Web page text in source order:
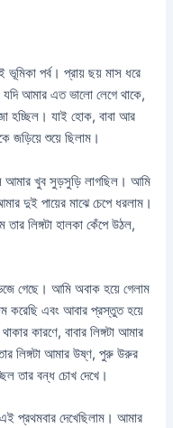
পর্ব। প্রায় ছয় মাস ধরে
আমার এত ভালো লেগে থাকে,
হচ্ছিল। যাই হোক, বাবা আর
জড়িয়ে শুয়ে ছিলাম।
আমার খুব সুড়সুড়ি লাগছিল। আমি
দুই পায়ের মাঝে চেপে ধরলাম।
লিঙ্গটা হালকা কেঁপে উঠল,
গেছে। আমি অবাক হয়ে গেলাম
করেছি এবং আবার প্রস্তুত হয়ে
কারণে, বাবার লিঙ্গটা আমার
লিঙ্গটা আমার উষ্ণ, পুরু উরুর
তার বন্ধ চোখ দেখে।
প্রথমবার দেখেছিলাম। আমার